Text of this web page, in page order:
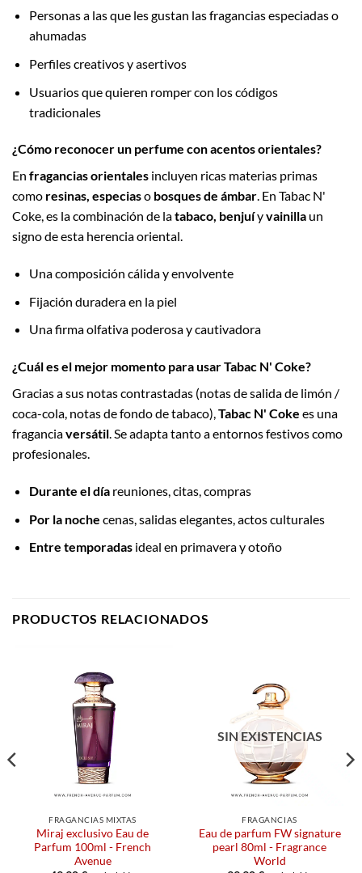
Personas a las que les gustan las fragancias especiadas o
ahumadas
Perfiles creativos y asertivos
Usuarios que quieren romper con los códigos
tradicionales
¿Cómo reconocer un perfume con acentos orientales?
En fragancias orientales incluyen ricas materias primas
como resinas, especiaso bosques de ámbar. En Tabac N'
Coke, es la combinación de latabaco, benjuíyvainilla un
signo de esta herencia oriental.
Una composición cálida y envolvente
Fijación duradera en la piel
Una firma olfativa poderosa y cautivadora
¿Cuál es el mejor momento para usar Tabac N' Coke?
Gracias a sus notas contrastadas (notas de salida de limón /
coca-cola, notas de fondo de tabaco),Tabac N' Coke es una
fraganciaversátil. Se adapta tanto a entornos festivos como
profesionales.
Durante el díareuniones, citas, compras
Por la noche cenas, salidas elegantes, actos culturales
Entre temporadasideal en primavera y otoño
PRODUCTOS RELACIONADOS
FRAGANCIAS MIXTAS
Miraj exclusivo Eau de
Parfum 100ml - French
Avenue
SIN EXISTENCIAS
FRAGANCIAS
Eau de parfum FW signature
pearl 80ml - Fragrance
World